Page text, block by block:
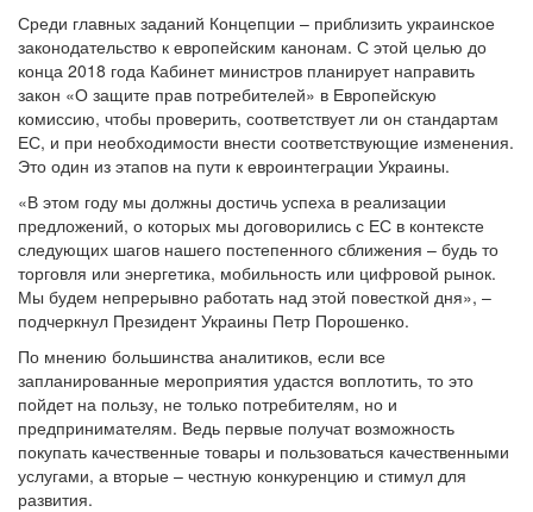
Среди главных заданий Концепции – приблизить украинское
законодательство к европейским канонам. С этой целью до
конца 2018 года Кабинет министров планирует направить
закон «О защите прав потребителей» в Европейскую
комиссию, чтобы проверить, соответствует ли он стандартам
ЕС, и при необходимости внести соответствующие изменения.
Это один из этапов на пути к евроинтеграции Украины.
«В этом году мы должны достичь успеха в реализации
предложений, о которых мы договорились с ЕС в контексте
следующих шагов нашего постепенного сближения – будь то
торговля или энергетика, мобильность или цифровой рынок.
Мы будем непрерывно работать над этой повесткой дня», –
подчеркнул Президент Украины Петр Порошенко.
По мнению большинства аналитиков, если все
запланированные мероприятия удастся воплотить, то это
пойдет на пользу, не только потребителям, но и
предпринимателям. Ведь первые получат возможность
покупать качественные товары и пользоваться качественными
услугами, а вторые – честную конкуренцию и стимул для
развития.